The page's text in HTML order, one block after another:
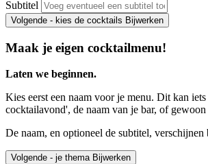
Subtitel
Volgende - kies de cocktails Bijwerken
Maak je eigen cocktailmenu!
Laten we beginnen.
Kies eerst een naam voor je menu. Dit kan
cocktailavond', de naam van je bar, of
De naam, en optioneel de subtitel, verschijnen
Volgende - je thema Bijwerken